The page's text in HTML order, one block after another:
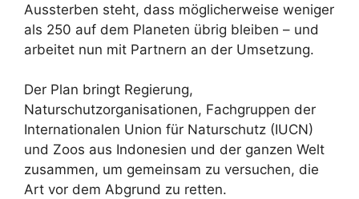
Aussterben steht, dass möglicherweise weniger
als 250 auf dem Planeten übrig bleiben – und
arbeitet nun mit Partnern an der Umsetzung.
Der Plan bringt Regierung,
Naturschutzorganisationen, Fachgruppen der
Internationalen Union für Naturschutz (IUCN)
und Zoos aus Indonesien und der ganzen Welt
zusammen, um gemeinsam zu versuchen, die
Art vor dem Abgrund zu retten.